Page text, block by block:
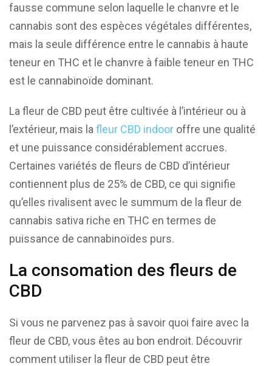
fausse commune selon laquelle le chanvre et le
cannabis sont des espèces végétales différentes,
mais la seule différence entre le cannabis à haute
teneur en THC et le chanvre à faible teneur en THC
est le cannabinoïde dominant.
La fleur de CBD peut être cultivée à l’intérieur ou à
l’extérieur, mais la fleur CBD indoor offre une qualité
et une puissance considérablement accrues.
Certaines variétés de fleurs de CBD d’intérieur
contiennent plus de 25% de CBD, ce qui signifie
qu’elles rivalisent avec le summum de la fleur de
cannabis sativa riche en THC en termes de
puissance de cannabinoïdes purs.
La consomation des fleurs de
CBD
Si vous ne parvenez pas à savoir quoi faire avec la
fleur de CBD, vous êtes au bon endroit. Découvrir
comment utiliser la fleur de CBD peut être